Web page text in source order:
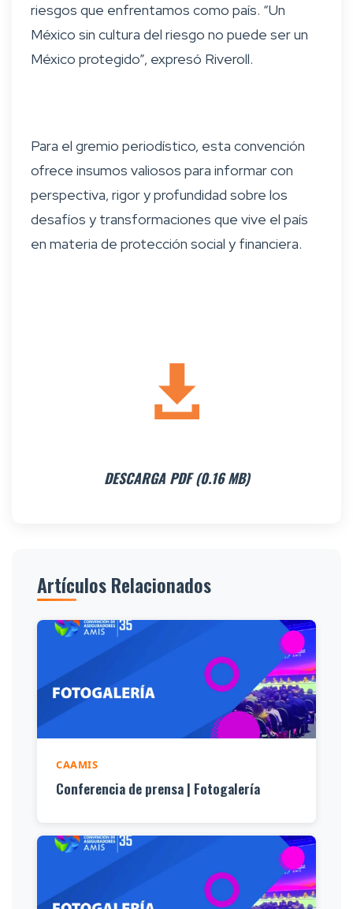
riesgos que enfrentamos como país. “Un
México sin cultura del riesgo no puede ser un
México protegido”, expresó Riveroll.
Para el gremio periodístico, esta convención
ofrece insumos valiosos para informar con
perspectiva, rigor y profundidad sobre los
desafíos y transformaciones que vive el país
en materia de protección social y financiera.
DESCARGA PDF (0.16 MB)
Artículos Relacionados
CAAMIS
Conferencia de prensa | Fotogalería